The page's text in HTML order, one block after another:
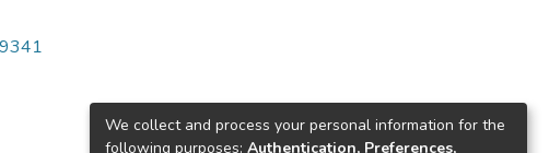
We collect and process your personal information for the
following purposes: Authentication, Preferences,